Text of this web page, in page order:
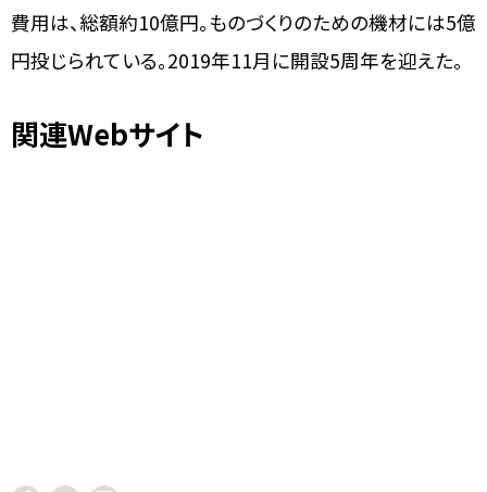
費用は、総額約10億円。ものづくりのための機材には5億
円投じられている。2019年11月に開設5周年を迎えた。
関連Webサイト